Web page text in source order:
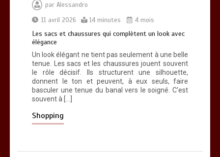
par Alessandro
11 avril 2026
14 minutes 4 mois
Les sacs et chaussures qui complètent un look avec
élégance
Un look élégant ne tient pas seulement à une belle
tenue. Les sacs et les chaussures jouent souvent
le rôle décisif. Ils structurent une silhouette,
donnent le ton et peuvent, à eux seuls, faire
basculer une tenue du banal vers le soigné. C’est
souvent à […]
Shopping